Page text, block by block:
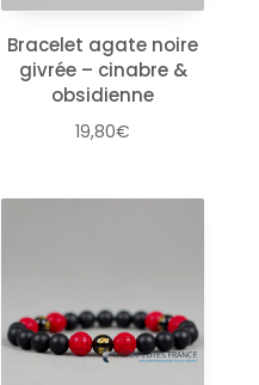
Bracelet agate noire
givrée – cinabre &
obsidienne
19,80€